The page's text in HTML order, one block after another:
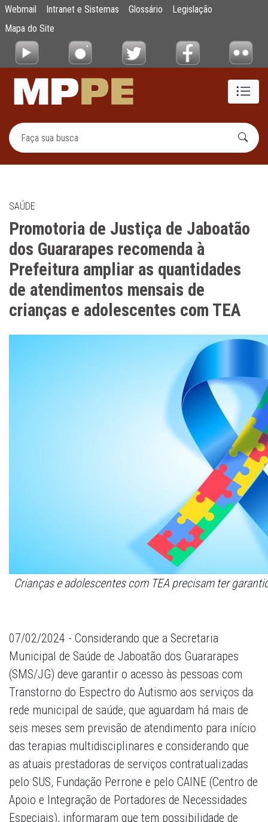
Pular para o Conteúdo principal
Promotoria de Justiça de Jaboatão dos
Webmail Intranet e Sistemas Glossário
Legislação
Mapa do Site
SAÚDE
Promotoria de Justiça de Jaboatão
dos Guararapes recomenda à
Prefeitura ampliar as quantidades
de atendimentos mensais de
crianças e adolescentes com TEA
Crianças e adolescentes com TEA precisam ter
07/02/2024 - Considerando que a Secretaria
Municipal de Saúde de Jaboatão dos Guararapes
(SMS/JG) deve garantir o acesso às pessoas com
Transtorno do Espectro do Autismo aos serviços da
rede municipal de saúde, que aguardam há mais de
seis meses sem previsão de atendimento para início
das terapias multidisciplinares e considerando que
as atuais prestadoras de serviços contratualizadas
pelo SUS, Fundação Perrone e pelo CAINE (Centro de
Apoio e Integração de Portadores de Necessidades
Especiais), informaram que tem possibilidade de